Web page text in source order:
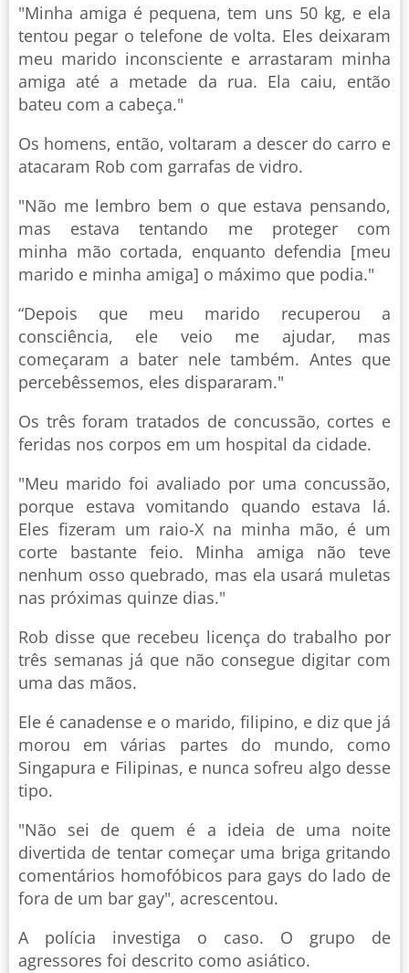
"Minha amiga é pequena, tem uns 50 kg, e ela
tentou pegar o telefone de volta. Eles deixaram
meu marido inconsciente e arrastaram minha
amiga até a metade da rua. Ela caiu, então
bateu com a cabeça."
Os homens, então, voltaram a descer do carro e
atacaram Rob com garrafas de vidro.
"Não me lembro bem o que estava pensando,
mas estava tentando me proteger com
minha mão cortada, enquanto defendia [meu
marido e minha amiga] o máximo que podia."
“Depois que meu marido recuperou a
consciência, ele veio me ajudar, mas
começaram a bater nele também. Antes que
percebêssemos, eles dispararam."
Os três foram tratados de concussão, cortes e
feridas nos corpos em um hospital da cidade.
"Meu marido foi avaliado por uma concussão,
porque estava vomitando quando estava lá.
Eles fizeram um raio-X na minha mão, é um
corte bastante feio. Minha amiga não teve
nenhum osso quebrado, mas ela usará muletas
nas próximas quinze dias."
Rob disse que recebeu licença do trabalho por
três semanas já que não consegue digitar com
uma das mãos.
Ele é canadense e o marido, filipino, e diz que já
morou em várias partes do mundo, como
Singapura e Filipinas, e nunca sofreu algo desse
tipo.
"Não sei de quem é a ideia de uma noite
divertida de tentar começar uma briga gritando
comentários homofóbicos para gays do lado de
fora de um bar gay", acrescentou.
A polícia investiga o caso. O grupo de
agressores foi descrito como asiático.